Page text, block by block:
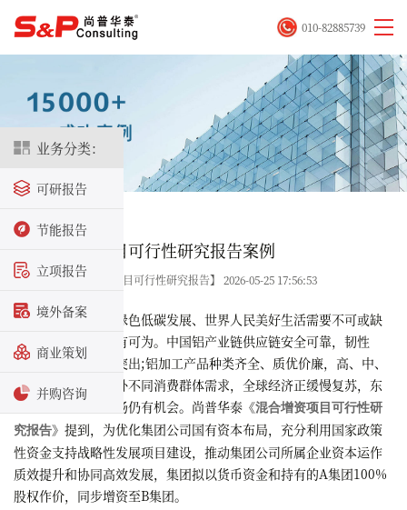
业务分类：
可研报告
节能报告
立项报告
境外备案
商业策划
并购咨询
010-82885739
某混合增资项目可行性研究报告案例
关键字：【混合增资项目可行性研究报告】 2026-05-25 17:56:53
当前铝是全球绿色低碳发展、世界人民美好生活需要不可或缺
的金属材料，仍大有可为。中国铝产业链供应链安全可靠，韧性
强，国际竞争优势突出;铝加工产品种类齐全、质优价廉，高、中、
低端产品满足国内外不同消费群体需求，全球经济正缓慢复苏，东
南亚等海外出口市场仍有机会。尚普华泰 《混合增资项目可行性研
究报告》 提到，为优化集团公司国有资本布局，充分利用国家政策
性资金支持战略性发展项目建设，推动集团公司所属企业资本运作
质效提升和协同高效发展，集团拟以货币资金和持有的A集团100%
股权作价，同步增资至B集团。